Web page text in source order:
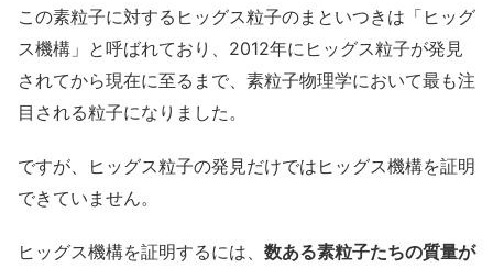
この素粒子に対するヒッグス粒子のまといつきは「ヒッグ
ス機構」と呼ばれており、2012年にヒッグス粒子が発見
されてから現在に至るまで、素粒子物理学において最も注
目される粒子になりました。
ですが、ヒッグス粒子の発見だけではヒッグス機構を証明
できていません。
ヒッグス機構を証明するには、 数ある素粒子たちの質量が